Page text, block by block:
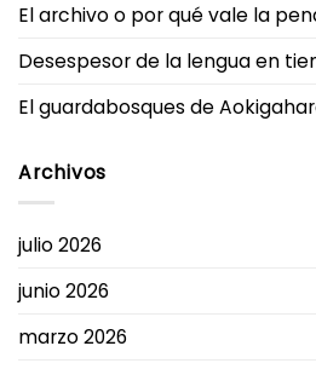
El archivo o por qué vale la
Desespesor de la lengua en
El guardabosques de
Archivos
julio 2026
junio 2026
marzo 2026